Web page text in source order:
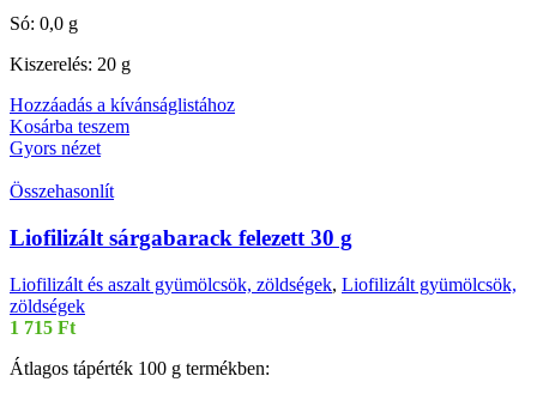
Só: 0,0 g
Kiszerelés: 20 g
Hozzáadás a kívánságlistához
Kosárba teszem
Gyors nézet
Összehasonlít
Liofilizált sárgabarack felezett 30 g
Liofilizált és aszalt gyümölcsök, zöldségek, Liofilizált gyümölcsök,
zöldségek
1 715 Ft
Átlagos tápérték 100 g termékben: